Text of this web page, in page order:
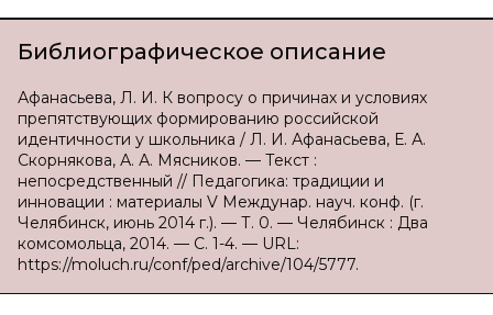
Библиографическое описание
Афанасьева, Л. И. К вопросу о причинах и условиях
препятствующих формированию российской
идентичности у школьника / Л. И. Афанасьева, Е. А.
Скорнякова, А. А. Мясников. — Текст :
непосредственный // Педагогика: традиции и
инновации : материалы V Междунар. науч. конф. (г.
Челябинск, июнь 2014 г.). — Т. 0. — Челябинск : Два
комсомольца, 2014. — С. 1-4. — URL:
https://moluch.ru/conf/ped/archive/104/5777.